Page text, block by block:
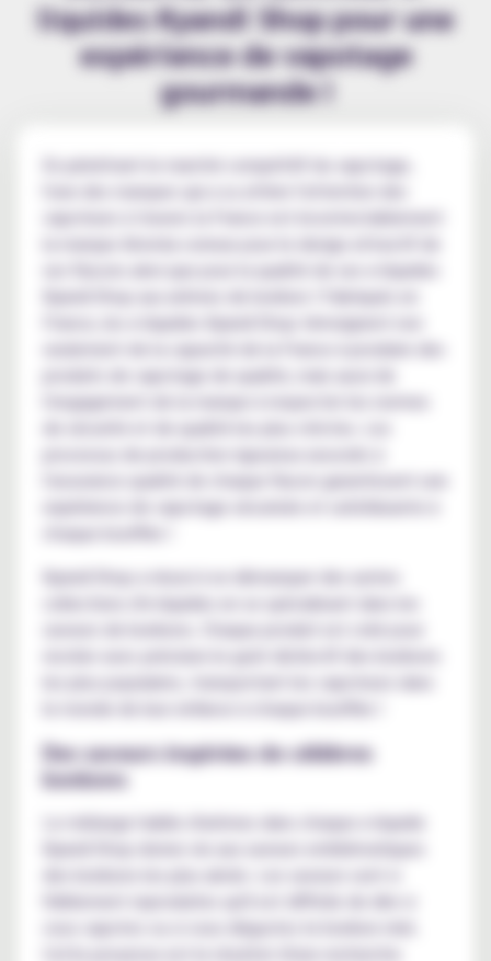
liquides Kyandi Shop pour une
expérience de vapotage
gourmande !
En pénétrant le marché compétitif du vapotage,
l'une des marques qui a su attirer l'attention des
vapoteurs à travers la France est incontestablement
la marque Airomia connue pour le design attractif de
ses flacons ainsi que pour la qualité de ses e-liquides
Kyandi Shop aux arômes de bonbon ! Fabriqués en
France, les e-liquides Kyandi Shop témoignent non
seulement de la capacité de la France à produire des
produits de vapotage de qualité, mais aussi de
l'engagement de la marque à respecter les normes
de sécurité et de qualité les plus strictes. Les
processus de production rigoureux associés à
l'assurance qualité de chaque flacon garantissent une
expérience de vapotage sécurisée et satisfaisante à
chaque bouffée !
Kyandi Shop a réussi à se démarquer des autres
saveurs de bonbons. Chaque produit est créé pour
les plus populaires, transportant les vapoteurs dans
le monde de leur enfance à chaque bouffée !
Des saveurs inspirées de célèbres
bonbons
Le mélange habile d'arômes dans chaque e-liquide
Kyandi Shop donne vie aux saveurs emblématiques
vous vapotez ou si vous dégustez le bonbon réel.